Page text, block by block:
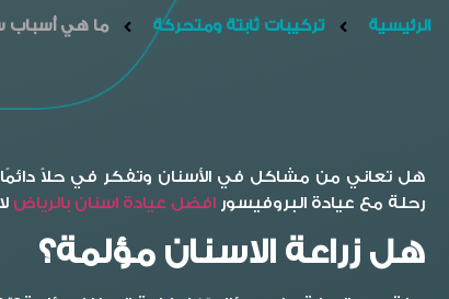
الرئيسية تركيبات ثابتة ومتحركة ما هي أسباب
هل تعاني من مشاكل في الأسنان وتفكر في حلاً
رحلة مع عيادة البروفيسور افضل عيادة اسنان بالرياض
هل زراعة الاسنان مؤلمة؟